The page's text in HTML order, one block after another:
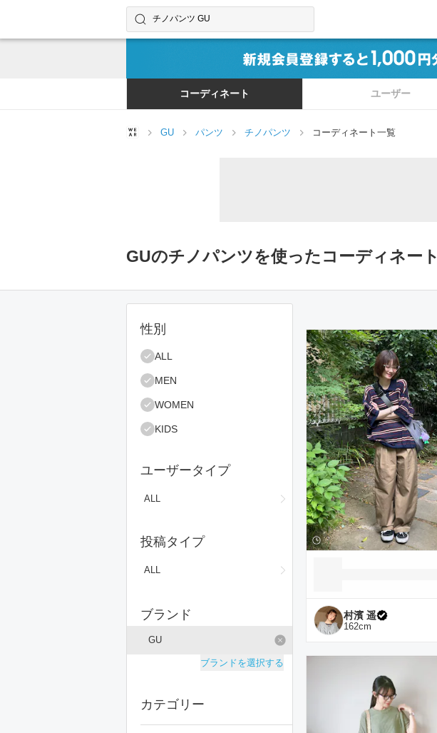
コーディネートやユーザーを探す
検索する
コーディネート ユーザー
GU パンツ チノパンツ コーディネート一覧
GUのチノパンツを使ったコーディネート
絞り込み条件
性別
ALL
MEN
WOMEN
KIDS
ユーザータイプ
ALL
投稿タイプ
ALL
ブランド
GU
ブランドを選択する
カテゴリー
コーディネート一覧
村濱 遥
162cm